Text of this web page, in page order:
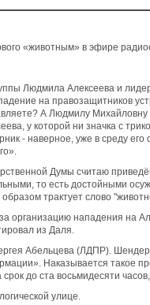
«животным» в эфире
Людмила Алексеева и
на правозащитников
А Людмилу Михайловну
у которой ни значка с
- наверное, уже в среду
Думы считаю
то есть достойными
трактует слово
организацию нападения на
из Даля.
Абельцева (ЛДПР).
Наказывается такое
до ста восьмидесяти
улице.